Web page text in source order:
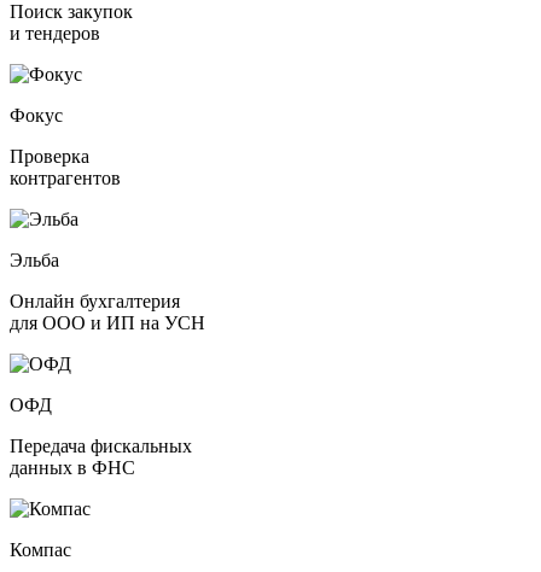
Поиск закупок
и тендеров
Фокус
Проверка
контрагентов
Эльба
Онлайн бухгалтерия
для ООО и ИП на УСН
ОФД
Передача фискальных
данных в ФНС
Компас